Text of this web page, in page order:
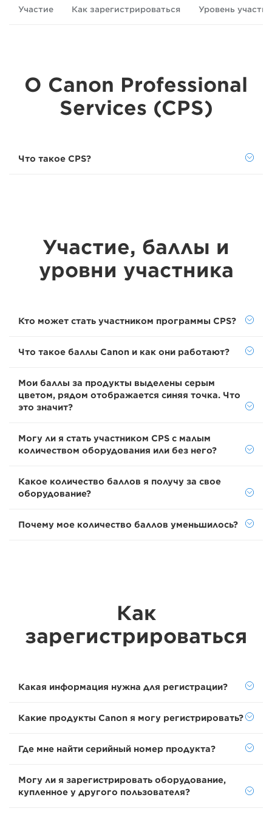
Участие Как зарегистрироваться Уровень
О Canon Professional
Services (CPS)
Что такое CPS?
Участие, баллы и
уровни участника
Кто может стать участником программы CPS?
Что такое баллы Canon и как они работают?
Мои баллы за продукты выделены серым
цветом, рядом отображается синяя точка. Что
это значит?
Могу ли я стать участником CPS с малым
количеством оборудования или без него?
Какое количество баллов я получу за свое
оборудование?
Почему мое количество баллов уменьшилось?
Как
зарегистрироваться
Какая информация нужна для регистрации?
Какие продукты Canon я могу регистрировать?
Где мне найти серийный номер продукта?
Могу ли я зарегистрировать оборудование,
купленное у другого пользователя?